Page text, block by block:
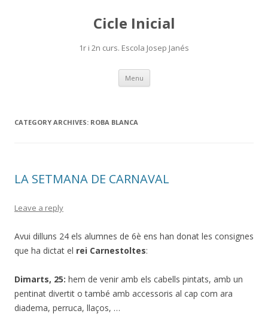
Cicle Inicial
1r i 2n curs. Escola Josep Janés
Menu Skip
content
CATEGORY ARCHIVES: ROBA BLANCA
LA SETMANA DE CARNAVAL
Leave a reply
Avui dilluns 24 els alumnes de 6è ens han donat les consignes
que ha dictat el rei Carnestoltes:
Dimarts, 25: hem de venir amb els cabells pintats, amb un
pentinat divertit o també amb accessoris al cap com ara
diadema, perruca, llaços, …